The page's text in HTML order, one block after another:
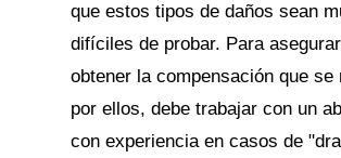
que estos tipos de daños sean
difíciles de probar. Para
obtener la compensación que se
por ellos, debe trabajar con un
con experiencia en casos de